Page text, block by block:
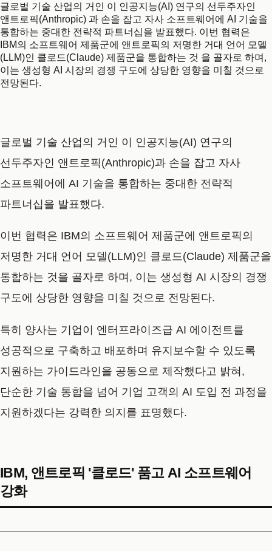
글로벌 기술 산업의 거인 이 인공지능(AI) 연구의 선두주자인
앤트로픽(Anthropic) 과 손을 잡고 자사 소프트웨어에 AI 기술을
통합하는 중대한 전략적 파트너십을 발표했다. 이번 협력은
IBM의 소프트웨어 제품군에 앤트로픽의 저명한 거대 언어 모델
(LLM)인 클로드(Claude) 제품군을 통합하는 것 을 골자로 하며,
이는 생성형 AI 시장의 경쟁 구도에 상당한 영향을 미칠 것으로
전망된다.
글로벌 기술 산업의 거인 이 인공지능(AI) 연구의
선두주자인 앤트로픽(Anthropic)과 손을 잡고 자사
소프트웨어에 AI 기술을 통합하는 중대한 전략적
파트너십을 발표했다.
이번 협력은 IBM의 소프트웨어 제품군에 앤트로픽의
저명한 거대 언어 모델(LLM)인 클로드(Claude) 제품군을
통합하는 것을 골자로 하며, 이는 생성형 AI 시장의 경쟁
구도에 상당한 영향을 미칠 것으로 전망된다.
특히 양사는 기업이 엔터프라이즈급 AI 에이전트를
성공적으로 구축하고 배포하며 유지보수할 수 있도록
지원하는 가이드라인을 공동으로 제작했다고 밝혀,
단순한 기술 통합을 넘어 기업 고객의 AI 도입 전 과정을
지원하겠다는 강력한 의지를 표명했다.
IBM, 앤트로픽 '클로드' 품고 AI 소프트웨어
강화